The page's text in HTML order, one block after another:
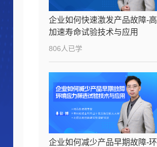
企业如何快速激发产品故障-高
加速寿命试验技术与应用
806人已学
企业如何减少产品早期故障-环